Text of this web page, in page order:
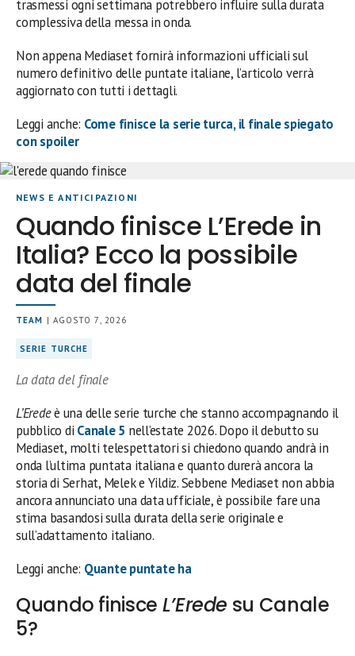
trasmessi ogni settimana potrebbero influire sulla durata
complessiva della messa in onda.
Non appena Mediaset fornirà informazioni ufficiali sul
numero definitivo delle puntate italiane, l’articolo verrà
aggiornato con tutti i dettagli.
Leggi anche: Come finisce la serie turca, il finale spiegato
con spoiler
NEWS E ANTICIPAZIONI
Quando finisce L’Erede in
Italia? Ecco la possibile
data del finale
TEAM | AGOSTO 7, 2026
SERIE TURCHE
La data del finale
L’Eredeè una delle serie turche che stanno accompagnando il
pubblico di Canale 5 nell’estate 2026. Dopo il debutto su
Mediaset, molti telespettatori si chiedono quando andrà in
onda l’ultima puntata italiana e quanto durerà ancora la
storia di Serhat, Melek e Yildiz. Sebbene Mediaset non abbia
ancora annunciato una data ufficiale, è possibile fare una
stima basandosi sulla durata della serie originale e
sull’adattamento italiano.
Leggi anche: Quante puntate ha
Quando finisce L’Erede su Canale
5?